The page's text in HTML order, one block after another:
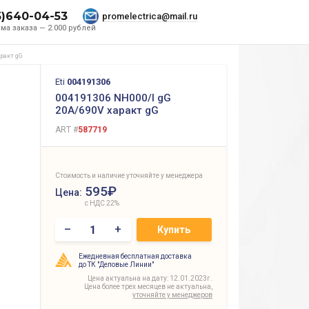
заказа — 2.000 рублей
04-53 promelectrica@mail.ru
gG
Eti 004191306
004191306 NH000/I gG
20A/690V характ gG
ART #587719
Стоимость и наличие уточняйте у менеджера
Цена: 595₽
с НДС 22%
– + Купить
Ежедневная бесплатная доставка
до ТК "Деловые Линии"
Цена актуальна на дату: 12.01.2023г.
Цена более трех месяцев не актуальна,
уточняйте у менеджеров